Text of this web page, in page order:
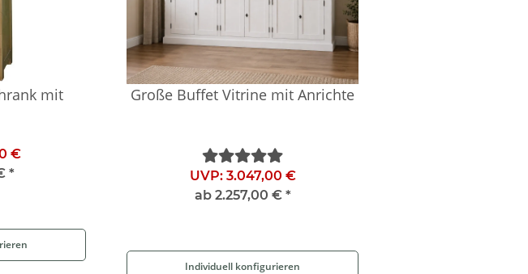
mit
€
*
Große Buffet Vitrine mit Anrichte
UVP: 3.047,00 €
ab 2.257,00 € *
Individuell konfigurieren